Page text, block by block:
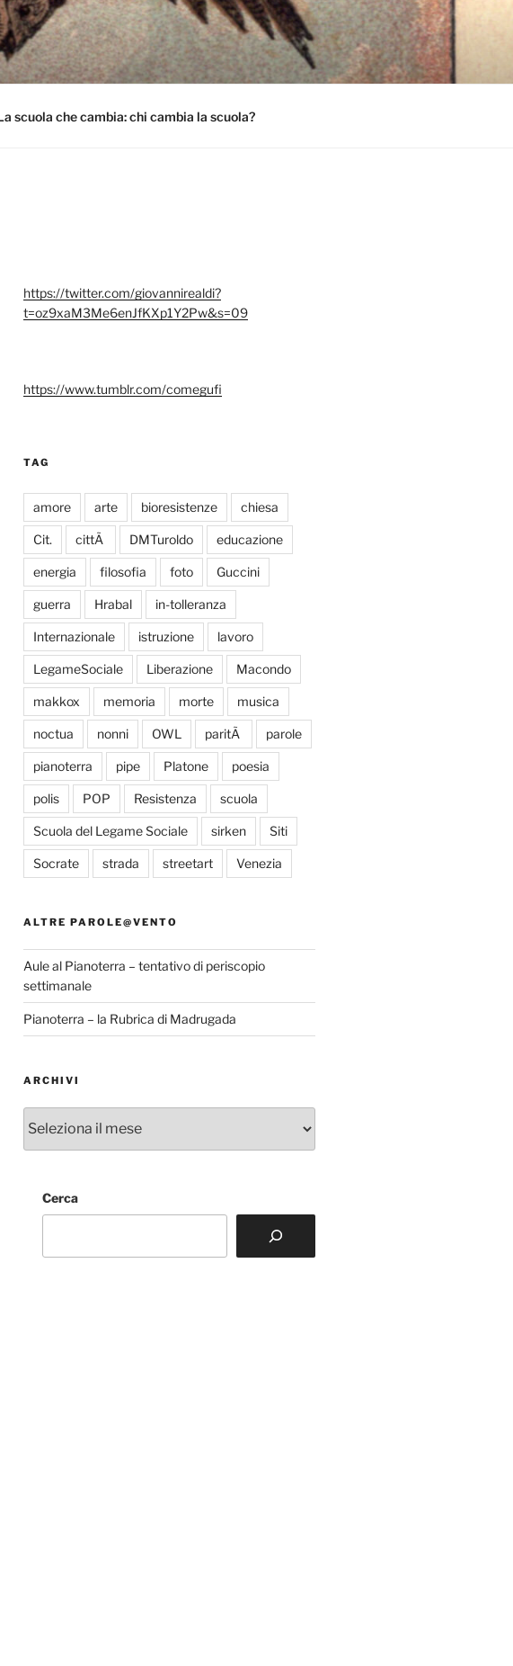
scuola che cambia: chi cambia la scuola?
https://twitter.com/giovannirealdi?
t=oz9xaM3Me6enJfKXp1Y2Pw&s=09
https://www.tumblr.com/comegufi
TAG
amore arte bioresistenze chiesa
Cit. cittÃ DMTuroldo educazione
energia filosofia foto Guccini
guerra Hrabal in-tolleranza
Internazionale istruzione lavoro
LegameSociale Liberazione Macondo
makkox memoria morte musica
noctua nonni OWL paritÃ parole
pianoterra pipe Platone poesia
polis POP Resistenza scuola
Scuola del Legame Sociale sirken Siti
Socrate strada streetart Venezia
ALTRE PAROLE@VENTO
Aule al Pianoterra – tentativo di periscopio
settimanale
Pianoterra – la Rubrica di Madrugada
ARCHIVI
Cerca